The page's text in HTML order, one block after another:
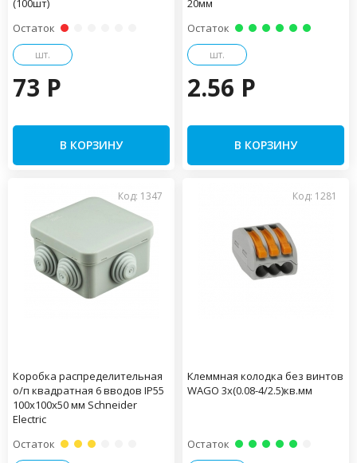
(100шт)
Остаток
шт.
73 P
В КОРЗИНУ
20мм
Остаток
шт.
2.56 P
В КОРЗИНУ
Код: 1347
Коробка распределительная
о/п квадратная 6 вводов IP55
100х100х50 мм Schneider
Electric
Остаток
Код: 1281
Клеммная колодка без винтов
WAGO 3х(0.08-4/2.5)кв.мм
Остаток